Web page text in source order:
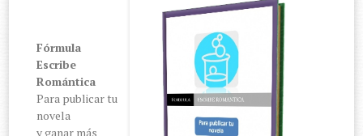
Fórmula
Escribe
Romántica
Para publicar tu
novela
y ganar más